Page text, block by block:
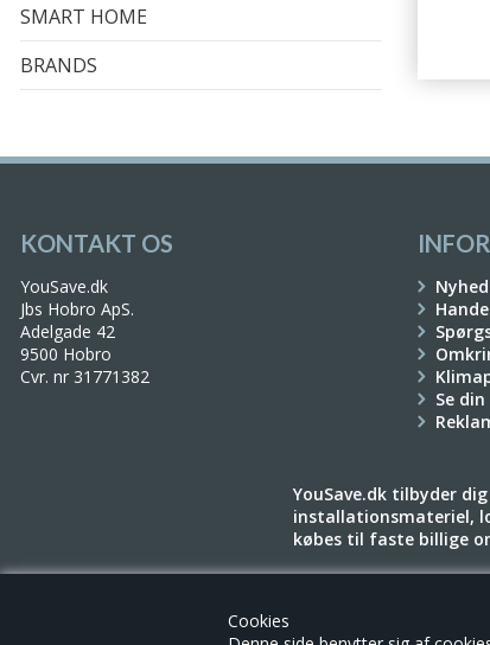
Cookies
SMART HOME
BRANDS
KONTAKT OS
YouSave.dk
Jbs Hobro ApS.
Adelgade 42
9500 Hobro
Cvr. nr 31771382
YouSave.dk tilbyder
installationsmateriel,
købes til faste billige
Se